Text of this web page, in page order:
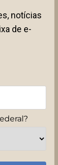
notícias
de e-